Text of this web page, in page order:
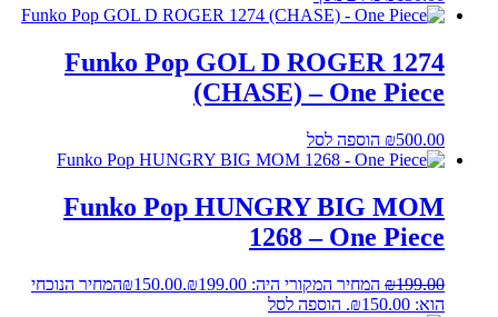
Funko Pop GOL D ROGER 1274
(CHASE) – One Piece
₪500.00 הוספה לסל
Funko Pop HUNGRY BIG MOM
1268 – One Piece
₪199.00 המחיר המקורי היה: ₪199.00. ₪150.00
המחיר הנוכחי
הוא: ₪150.00.
הוספה לסל